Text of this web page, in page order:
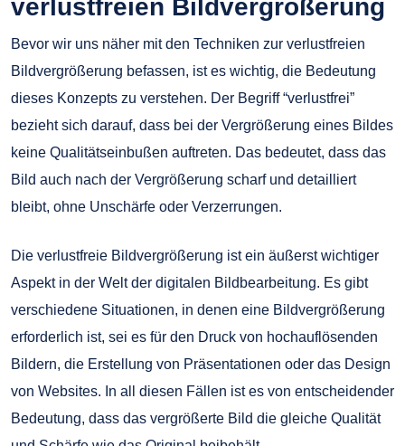
verlustfreien Bildvergrößerung
Bevor wir uns näher mit den Techniken zur verlustfreien
Bildvergrößerung befassen, ist es wichtig, die Bedeutung
dieses Konzepts zu verstehen. Der Begriff “verlustfrei”
bezieht sich darauf, dass bei der Vergrößerung eines Bildes
keine Qualitätseinbußen auftreten. Das bedeutet, dass das
Bild auch nach der Vergrößerung scharf und detailliert
bleibt, ohne Unschärfe oder Verzerrungen.
Die verlustfreie Bildvergrößerung ist ein äußerst wichtiger
Aspekt in der Welt der digitalen Bildbearbeitung. Es gibt
verschiedene Situationen, in denen eine Bildvergrößerung
erforderlich ist, sei es für den Druck von hochauflösenden
Bildern, die Erstellung von Präsentationen oder das Design
von Websites. In all diesen Fällen ist es von entscheidender
Bedeutung, dass das vergrößerte Bild die gleiche Qualität